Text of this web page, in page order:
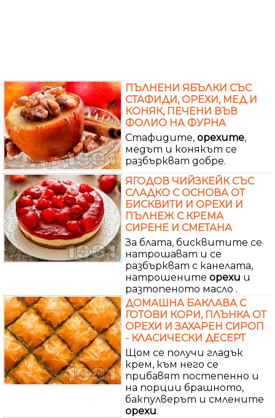
ПЪЛНЕНИ ЯБЪЛКИ СЪС
СТАФИДИ, ОРЕХИ, МЕД И
КОНЯК, ПЕЧЕНИ ВЪВ
ФОЛИО НА ФУРНА
Стафидите, орехите,
медът и конякът се
разбъркват добре.
ЯГОДОВ ЧИЙЗКЕЙК СЪС
СЛАДКО С ОСНОВА ОТ
БИСКВИТИ И ОРЕХИ И
ПЪЛНЕЖ С КРЕМА
СИРЕНЕ И СМЕТАНА
За блата, бисквитите се
натрошават и се
разбъркват с канелата,
натрошените орехи и
разтопеното масло .
ДОМАШНА БАКЛАВА С
ГОТОВИ КОРИ, ПЛЪНКА ОТ
ОРЕХИ И ЗАХАРЕН СИРОП
- КЛАСИЧЕСКИ ДЕСЕРТ
Щом се получи гладък
крем, към него се
прибавят постепенно и
на порции брашното,
бакпулверът и смлените
орехи.